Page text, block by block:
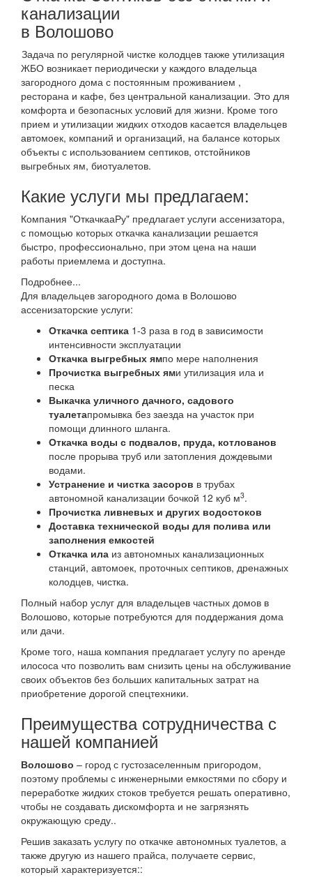
канализации
в Волошово
Задача по регулярной чистке колодцев также утилизация
ЖБО возникает периодически у каждого владельца
загородного дома с постоянным проживанием ,
ресторана и кафе, без центральной канализации. Это для
комфорта и безопасных условий для жизни. Кроме того
прием и утилизации жидких отходов касается владельцев
автомоек, компаний и организаций, на балансе которых
объекты с использованием септиков, отстойников
выгребных ям, биотуалетов.
Какие услуги мы предлагаем:
Компания "ОткачкааРу" предлагает услуги ассенизатора,
с помощью которых откачка канализации решается
быстро, профессионально, при этом цена на наши
работы приемлема и доступна.
Подробнее...
Для владельцев загородного дома в Волошово
ассенизаторские услуги:
Откачка септика 1-3 раза в год в зависимости
интенсивности эксплуатации
Откачка выгребных ямпо мере наполнения
Прочистка выгребных ями утилизация ила и
песка
Выкачка уличного дачного, садового
туалетапромывка без заезда на участок при
помощи длинного шланга.
Откачка воды с подвалов, пруда, котлованов
после прорыва труб или затопления дождевыми
водами.
Устранение и чистка засоров в трубах
автономной канализации бочкой 12 куб м3.
Прочистка ливневых и других водостоков
Доставка технической воды для полива или
заполнения емкостей
Откачка ила из автономных канализационных
станций, автомоек, проточных септиков, дренажных
колодцев, чистка.
Полный набор услуг для владельцев частных домов в
Волошово, которые потребуются для поддержания дома
или дачи.
Кроме того, наша компания предлагает услугу по аренде
илососа что позволить вам снизить цены на обслуживание
своих объектов без больших капитальных затрат на
приобретение дорогой спецтехники.
Преимущества сотрудничества с
нашей компанией
Волошово – город с густозаселенным пригородом,
поэтому проблемы с инженерными емкостями по сбору и
переработке жидких стоков требуется решать оперативно,
чтобы не создавать дискомфорта и не загрязнять
окружающую среду..
Решив заказать услугу по откачке автономных туалетов, а
также другую из нашего прайса, получаете сервис,
который характеризуется::